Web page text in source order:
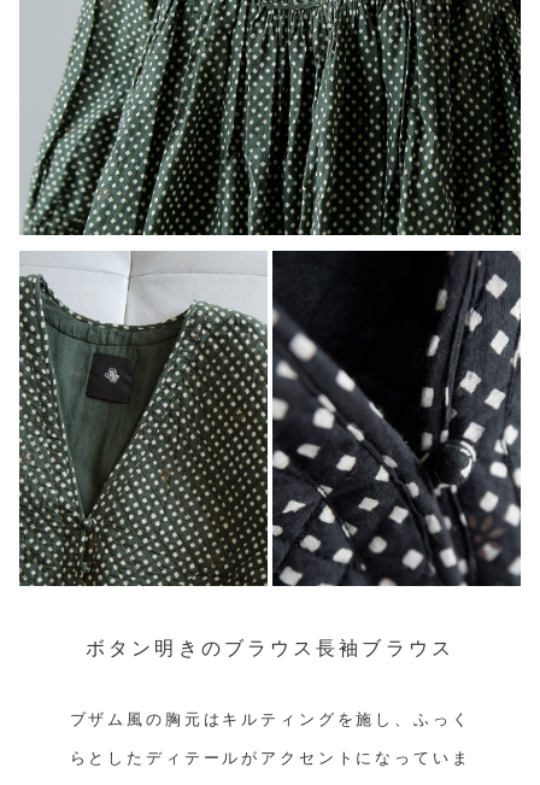
ボタン明きのブラウス長袖ブラウス
ブザム風の胸元はキルティングを施し、ふっく
らとしたディテールがアクセントになっていま